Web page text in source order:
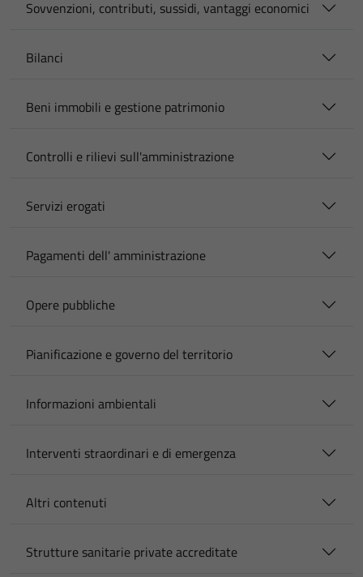
Sovvenzioni, contributi, sussidi, vantaggi economici
Bilanci
Beni immobili e gestione patrimonio
Controlli e rilievi sull'amministrazione
Servizi erogati
Pagamenti dell' amministrazione
Opere pubbliche
Pianificazione e governo del territorio
Informazioni ambientali
Interventi straordinari e di emergenza
Altri contenuti
Strutture sanitarie private accreditate